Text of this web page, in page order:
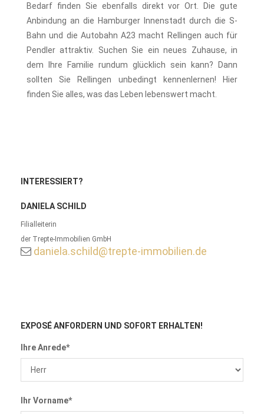
Bedarf finden Sie ebenfalls direkt vor Ort. Die gute
Anbindung an die Hamburger Innenstadt durch die S-
Bahn und die Autobahn A23 macht Rellingen auch für
Pendler attraktiv. Suchen Sie ein neues Zuhause, in
dem Ihre Familie rundum glücklich sein kann? Dann
sollten Sie Rellingen unbedingt kennenlernen! Hier
finden Sie alles, was das Leben lebenswert macht.
INTERESSIERT?
DANIELA SCHILD
Filialleiterin
der Trepte-Immobilien GmbH
daniela.schild@trepte-immobilien.de
EXPOSÉ ANFORDERN UND SOFORT ERHALTEN!
Ihre Anrede*
Ihr Vorname*